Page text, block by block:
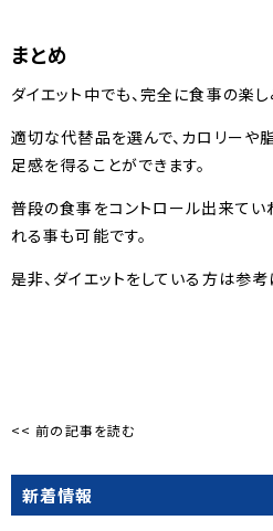
まとめ
ダイエット中でも、完全に食事の楽
適切な代替品を選んで、カロリーや
足感を得ることができます。
普段の食事をコントロール出来て
れる事も可能です。
是非、ダイエットをしている方は参考
<< 前の記事を読む
新着情報